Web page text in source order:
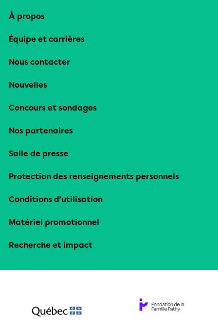
À propos
Équipe et carrières
Nous contacter
Nouvelles
Concours et sondages
Nos partenaires
Salle de presse
Protection des renseignements personnels
Conditions d’utilisation
Matériel promotionnel
Recherche et impact